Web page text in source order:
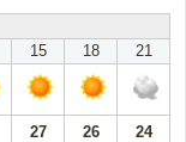
15 18 21
27 26
24